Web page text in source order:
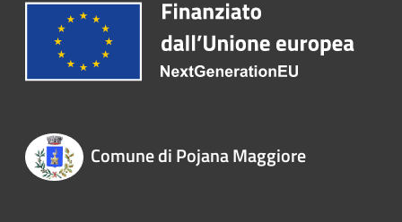
Comune di Pojana Maggiore